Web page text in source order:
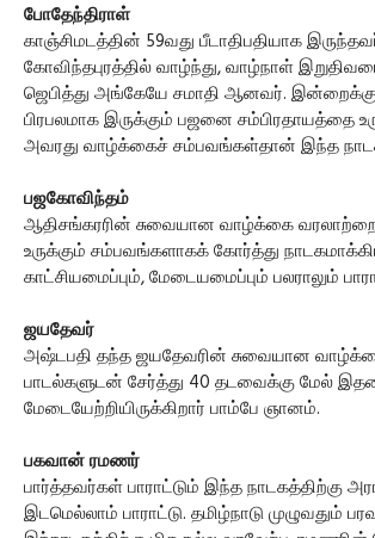
போதேந்திராள்
காஞ்சிமடத்தின் 59வது பீடாதிபதியாக
கோவிந்தபுரத்தில் வாழ்ந்து, வாழ்நாள்
ஜெபித்து அங்கேயே சமாதி ஆனவர்.
பிரபலமாக இருக்கும் பஜனை சம்பிரதாயத்தை
அவரது வாழ்க்கைச் சம்பவங்கள்தான் இந்த
பஜகோவிந்தம்
ஆதிசங்கரரின் சுவையான வாழ்க்கை
உருக்கும் சம்பவங்களாகக் கோர்த்து
காட்சியமைப்பும், மேடையமைப்பும் பலராலும்
ஜயதேவர்
அஷ்டபதி தந்த ஜயதேவரின் சுவையான
பாடல்களுடன் சேர்த்து 40 தடவைக்கு மேல்
மேடையேற்றியிருக்கிறார் பாம்பே ஞானம்.
பகவான் ரமணர்
பார்த்தவர்கள் பாராட்டும் இந்த நாடகத்திற்கு
இடமெல்லாம் பாராட்டு. தமிழ்நாடு முழுவதும்